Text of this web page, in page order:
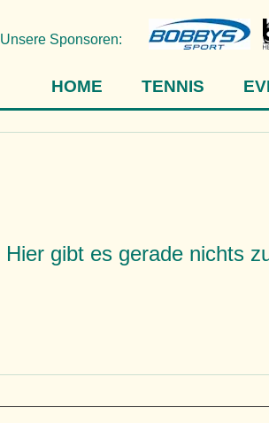
Unsere Sponsoren:
HOME TENNIS
Hier gibt es gerade nichts